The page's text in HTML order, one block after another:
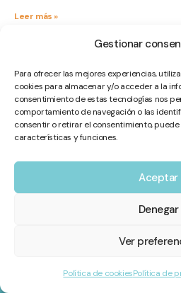
Gestionar
Para ofrecer las mejores experiencias,
cookies para almacenar y/o acceder a la
consentimiento de estas tecnologías nos
comportamiento de navegación o las
consentir o retirar el consentimiento,
características y funciones.
Aceptar
Denegar
Ver
Política de cookiesPolítica de
Leer más »
C/ Almazora, nº 52, 46010